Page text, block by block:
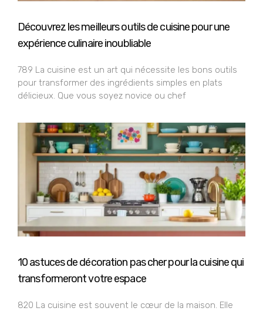
Découvrez les meilleurs outils de cuisine pour une
expérience culinaire inoubliable
789 La cuisine est un art qui nécessite les bons outils
pour transformer des ingrédients simples en plats
délicieux. Que vous soyez novice ou chef
10 astuces de décoration pas cher pour la cuisine qui
transformeront votre espace
820 La cuisine est souvent le cœur de la maison. Elle